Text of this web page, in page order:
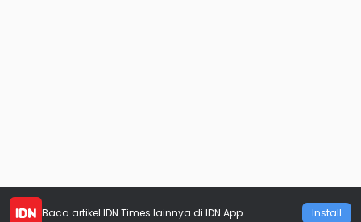
Baca artikel IDN Times lainnya di IDN App Install